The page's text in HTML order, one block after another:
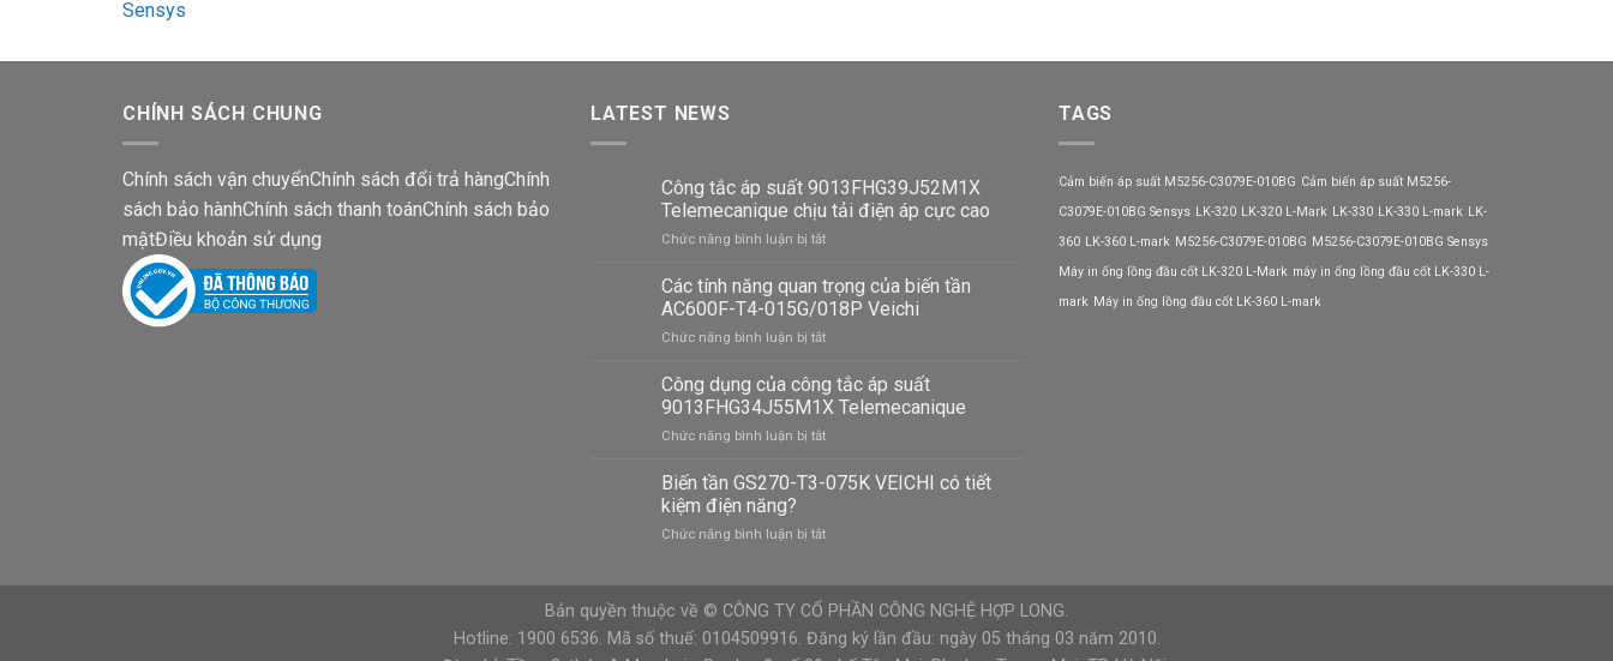
CHÍNH SÁCH CHUNG
Chính sách vận chuyểnChính sách đổi trả hàngChính
sách bảo hànhChính sách thanh toánChính sách bảo
mậtĐiều khoản sử dụng
LATEST NEWS
Công tắc áp suất 9013FHG39J52M1X
Telemecanique chịu tải điện áp cực cao
Chức năng bình luận bị tắtở
tắc
áp
suất
9013FHG39J52M1X
chịu
tải
áp
cao
Các tính năng quan trọng của biến tần
AC600F-T4-015G/018P Veichi
Chức năng bình luận bị tắtở
tính
năng
quan
trọng
biến
T4-
Công dụng của công tắc áp suất
9013FHG34J55M1X Telemecanique
Chức năng bình luận bị tắtở
dụng
tắc
9013FHG34J55M1X
Telemecanique
Biến tần GS270-T3-075K VEICHI có tiết
kiệm điện năng?
Chức năng bình luận bị tắtở
T3-
075K
VEICHI
TAGS
Cảm biến áp suất M5256-C3079E-010BG Cảm biến áp suất M5256-
C3079E-010BG Sensys LK-320 LK-320 L-Mark LK-330 LK-330 L-mark LK-
360 LK-360 L-mark M5256-C3079E-010BG M5256-C3079E-010BG Sensys
Máy in ống lồng đầu cốt LK-320 L-Mark máy in ống lồng đầu cốt LK-330 L-
mark Máy in ống lồng đầu cốt LK-360 L-mark
Bản quyền thuộc về © CÔNG TY CỔ PHẦN CÔNG NGHỆ HỢP LONG.
Hotline: 1900 6536. Mã số thuế: 0104509916. Đăng ký lần đầu: ngày 05 tháng 03 năm 2010.